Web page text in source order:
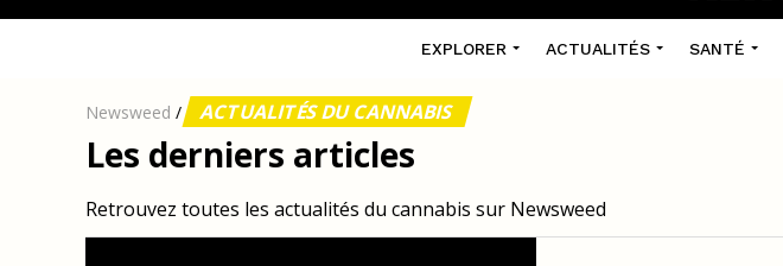
EXPLORER ACTUALITÉS SANTÉ
Newsweed / ACTUALITÉS DU CANNABIS
Les derniers articles
Retrouvez toutes les actualités du cannabis sur Newsweed